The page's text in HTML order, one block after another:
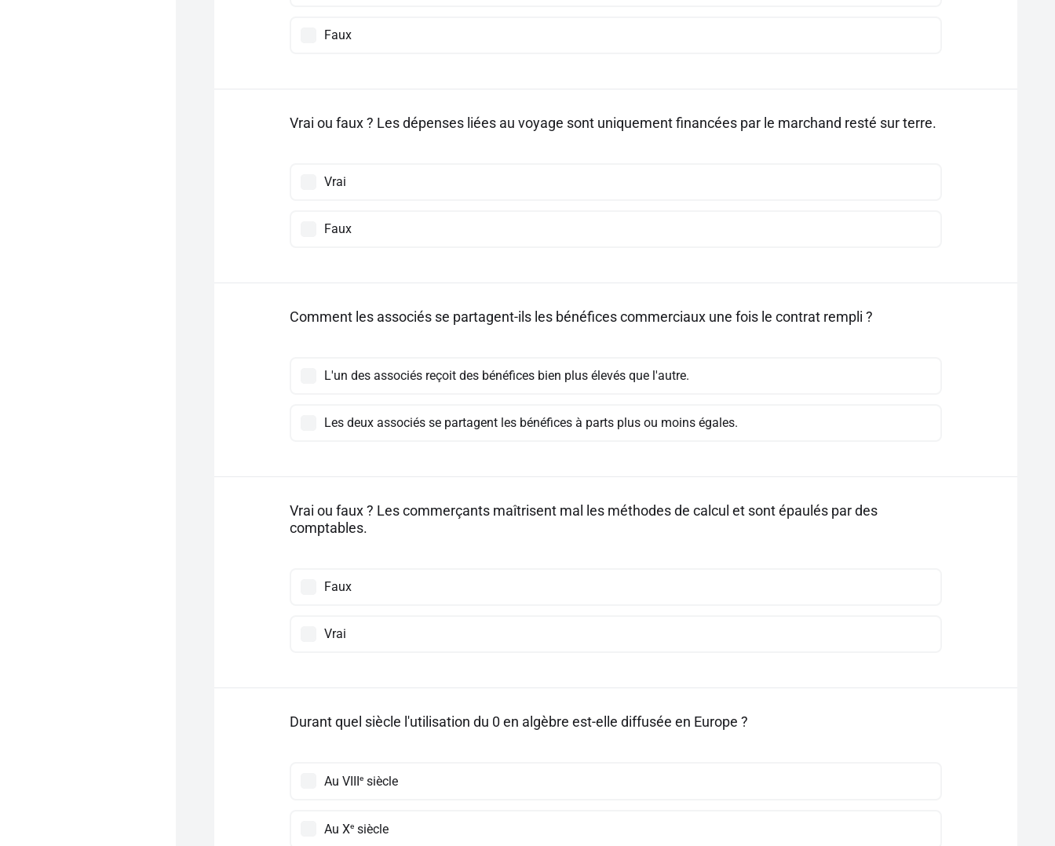
Faux
Vrai ou faux ? Les dépenses liées au voyage sont uniquement financées par le marchand resté sur terre.
Vrai
Faux
Comment les associés se partagent-ils les bénéfices commerciaux une fois le contrat rempli ?
L'un des associés reçoit des bénéfices bien plus élevés que l'autre.
Les deux associés se partagent les bénéfices à parts plus ou moins égales.
Vrai ou faux ? Les commerçants maîtrisent mal les méthodes de calcul et sont épaulés par des
comptables.
Faux
Vrai
Durant quel siècle l'utilisation du 0 en algèbre est-elle diffusée en Europe ?
Au VIII e siècle
Au Xe siècle